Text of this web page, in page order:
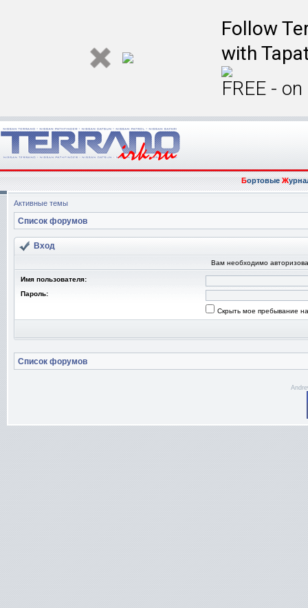
Follow
with
FREE -
БортовыеЖ
Активные темы
Список форумов
Вход
Вам необходимо
Имя пользователя:
Пароль:
Скрыть мое пребывание
Список форумов